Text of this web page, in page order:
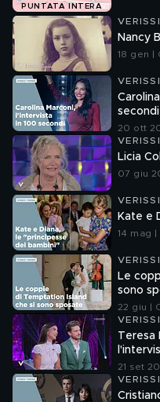
PUNTATA INTERA
Nancy
18 gen |
secondi
20 ott
Licia
07 giu
Kate e
14 mag |
Le
sono
22 giu |
Teresa
21 set